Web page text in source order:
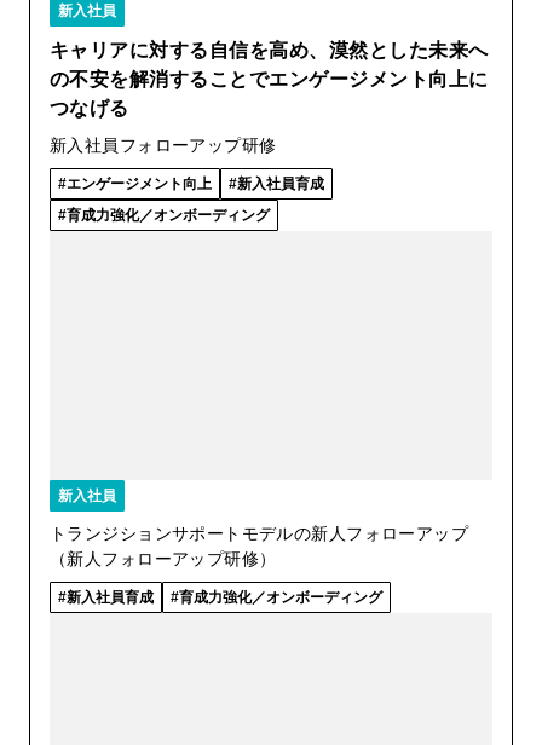
新入社員
キャリアに対する自信を高め、漠然とした未来へ
の不安を解消することでエンゲージメント向上に
つなげる
新入社員フォローアップ研修
エンゲージメント向上
新入社員育成
育成力強化／オンボーディング
新入社員
トランジションサポートモデルの新人フォローアップ
（新人フォローアップ研修）
新入社員育成 育成力強化／オンボーディング